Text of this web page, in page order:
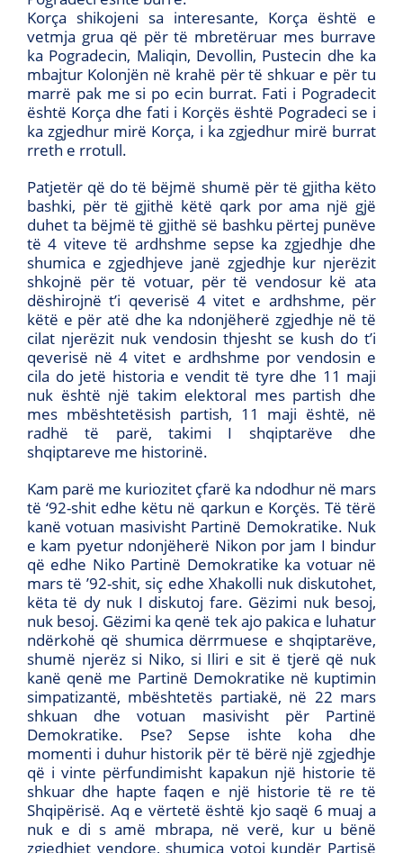
Korça shikojeni sa interesante, Korça është e
vetmja grua që për të mbretëruar mes burrave
ka Pogradecin, Maliqin, Devollin, Pustecin dhe ka
mbajtur Kolonjën në krahë për të shkuar e për tu
marrë pak me si po ecin burrat. Fati i Pogradecit
është Korça dhe fati i Korçës është Pogradeci se i
ka zgjedhur mirë Korça, i ka zgjedhur mirë burrat
rreth e rrotull.
Patjetër që do të bëjmë shumë për të gjitha këto
bashki, për të gjithë këtë qark por ama një gjë
duhet ta bëjmë të gjithë së bashku përtej punëve
të 4 viteve të ardhshme sepse ka zgjedhje dhe
shumica e zgjedhjeve janë zgjedhje kur njerëzit
shkojnë për të votuar, për të vendosur kë ata
dëshirojnë t’i qeverisë 4 vitet e ardhshme, për
këtë e për atë dhe ka ndonjëherë zgjedhje në të
cilat njerëzit nuk vendosin thjesht se kush do t’i
qeverisë në 4 vitet e ardhshme por vendosin e
cila do jetë historia e vendit të tyre dhe 11 maji
nuk është një takim elektoral mes partish dhe
mes mbështetësish partish, 11 maji është, në
radhë të parë, takimi I shqiptarëve dhe
shqiptareve me historinë.
Kam parë me kuriozitet çfarë ka ndodhur në mars
të ‘92-shit edhe këtu në qarkun e Korçës. Të tërë
kanë votuan masivisht Partinë Demokratike. Nuk
e kam pyetur ndonjëherë Nikon por jam I bindur
që edhe Niko Partinë Demokratike ka votuar në
mars të ’92-shit, siç edhe Xhakolli nuk diskutohet,
këta të dy nuk I diskutoj fare. Gëzimi nuk besoj,
nuk besoj. Gëzimi ka qenë tek ajo pakica e luhatur
ndërkohë që shumica dërrmuese e shqiptarëve,
shumë njerëz si Niko, si Iliri e sit ë tjerë që nuk
kanë qenë me Partinë Demokratike në kuptimin
simpatizantë, mbështetës partiakë, në 22 mars
shkuan dhe votuan masivisht për Partinë
Demokratike. Pse? Sepse ishte koha dhe
momenti i duhur historik për të bërë një zgjedhje
që i vinte përfundimisht kapakun një historie të
shkuar dhe hapte faqen e një historie të re të
Shqipërisë. Aq e vërtetë është kjo saqë 6 muaj a
nuk e di s amë mbrapa, në verë, kur u bënë
zgjedhjet vendore, shumica votoi kundër Partisë